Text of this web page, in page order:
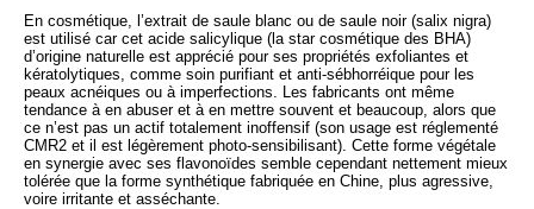
En cosmétique, l’extrait de saule blanc ou de saule noir (salix nigra)
est utilisé car cet acide salicylique (la star cosmétique des BHA)
d’origine naturelle est apprécié pour ses propriétés exfoliantes et
kératolytiques, comme soin purifiant et anti-sébhorréique pour les
peaux acnéiques ou à imperfections. Les fabricants ont même
tendance à en abuser et à en mettre souvent et beaucoup, alors que
ce n’est pas un actif totalement inoffensif (son usage est réglementé
CMR2 et il est légèrement photo-sensibilisant). Cette forme végétale
en synergie avec ses flavonoïdes semble cependant nettement mieux
tolérée que la forme synthétique fabriquée en Chine, plus agressive,
voire irritante et asséchante.